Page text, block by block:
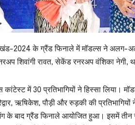
2024 के ग्रैंड फिनाले में मॉडल्स ने अलग-
शिवांगी रावत, सेकेंड रनरअप वंशिका नेगी,
कांटेस्ट में 30 प्रतिभागियों ने हिस्सा
ऋषिकेश, पौड़ी और रुड़की की
के बाद ग्रैंड फिनाले आयोजित हुआ। इसमें